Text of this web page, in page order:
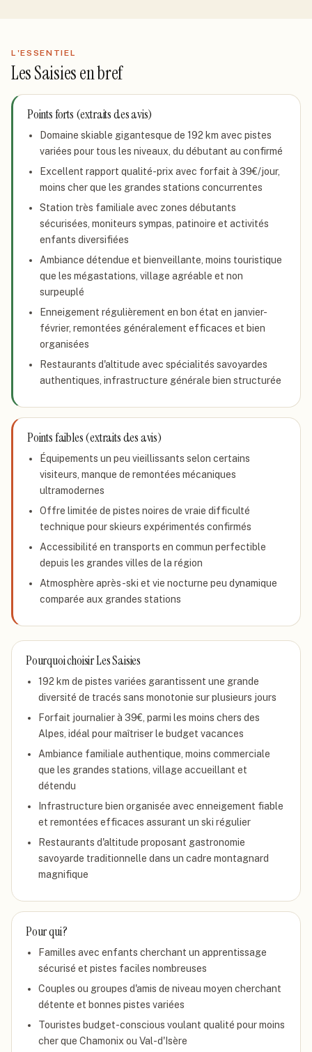
L'ESSENTIEL
Les Saisiesen bref
Points forts (extraits des avis)
Domaine skiable gigantesque de 192 km avec pistes
variées pour tous les niveaux, du débutant au confirmé
Excellent rapport qualité-prix avec forfait à 39€/jour,
moins cher que les grandes stations concurrentes
Station très familiale avec zones débutants
sécurisées, moniteurs sympas, patinoire et activités
enfants diversifiées
Ambiance détendue et bienveillante, moins touristique
que les mégastations, village agréable et non
surpeuplé
Enneigement régulièrement en bon état en janvier-
février, remontées généralement efficaces et bien
organisées
Restaurants d'altitude avec spécialités savoyardes
authentiques, infrastructure générale bien structurée
Points faibles (extraits des avis)
Équipements un peu vieillissants selon certains
visiteurs, manque de remontées mécaniques
ultramodernes
Offre limitée de pistes noires de vraie difficulté
technique pour skieurs expérimentés confirmés
Accessibilité en transports en commun perfectible
depuis les grandes villes de la région
Atmosphère après-ski et vie nocturne peu dynamique
comparée aux grandes stations
Pourquoi choisirLes Saisies
192 km de pistes variées garantissent une grande
diversité de tracés sans monotonie sur plusieurs jours
Forfait journalier à 39€, parmi les moins chers des
Alpes, idéal pour maîtriser le budget vacances
Ambiance familiale authentique, moins commerciale
que les grandes stations, village accueillant et
détendu
Infrastructure bien organisée avec enneigement fiable
et remontées efficaces assurant un ski régulier
Restaurants d'altitude proposant gastronomie
savoyarde traditionnelle dans un cadre montagnard
magnifique
Pour qui ?
Familles avec enfants cherchant un apprentissage
sécurisé et pistes faciles nombreuses
Couples ou groupes d'amis de niveau moyen cherchant
détente et bonnes pistes variées
Touristes budget-conscious voulant qualité pour moins
cher que Chamonix ou Val-d'Isère